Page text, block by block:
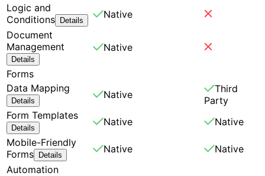
Logic and
Conditions Details
Native
Document
Management
Details
Native
Forms
Data Mapping
Details
Native
Third
Party
Form Templates
Details
Native
Native
Mobile-Friendly
Forms Details
Native
Native
Automation